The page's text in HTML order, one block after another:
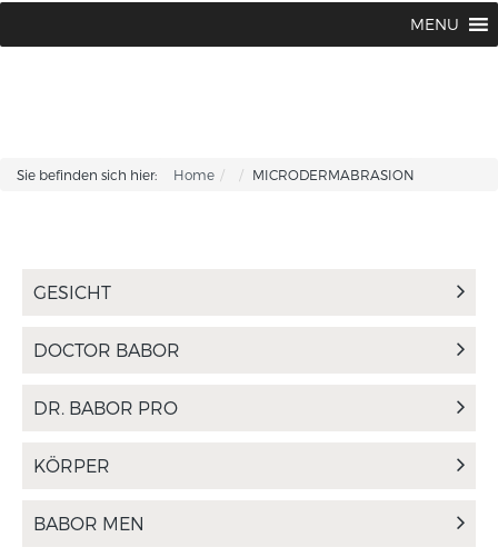
MENU
Sie befinden sich hier: Home MICRODERMABRASION
GESICHT
DOCTOR BABOR
DR. BABOR PRO
KÖRPER
BABOR MEN